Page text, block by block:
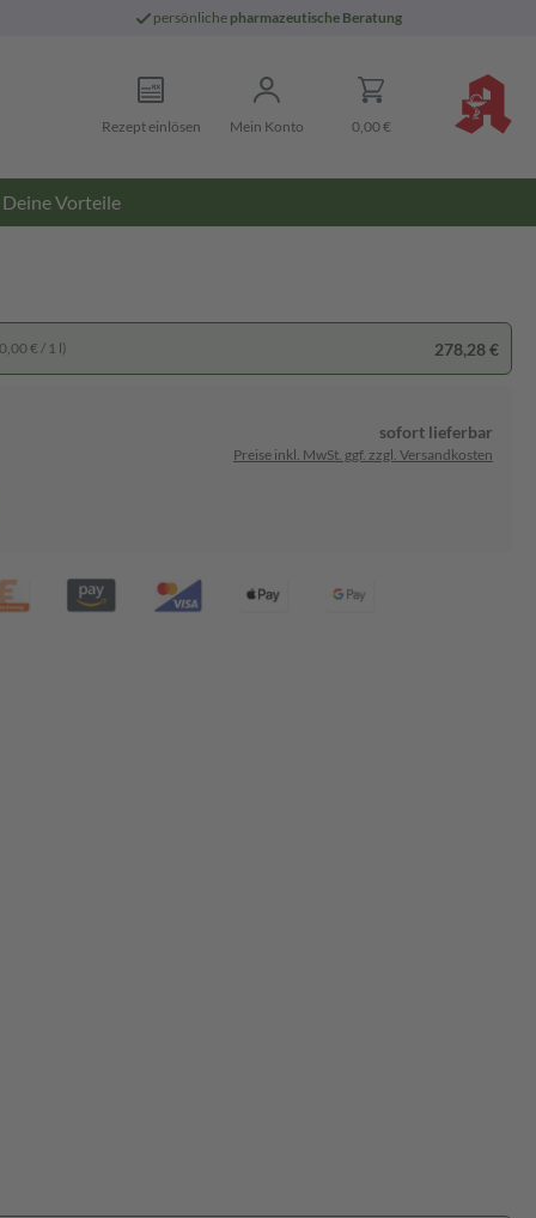
persönliche pharmazeutische Beratung
Rezept einlösen Mein Konto 0,00 €
Deine Vorteile
€ / 1 l) 278,28 €
sofort lieferbar
Preise inkl. MwSt. ggf. zzgl. Versandkosten